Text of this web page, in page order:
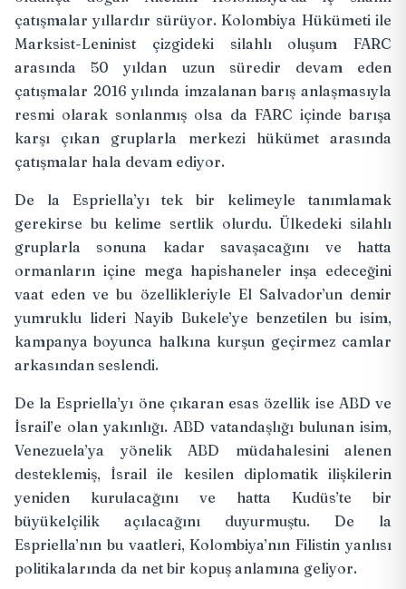
çatışmalar yıllardır sürüyor. Kolombiya Hükümeti ile
Marksist-Leninist çizgideki silahlı oluşum FARC
arasında 50 yıldan uzun süredir devam eden
çatışmalar 2016 yılında imzalanan barış anlaşmasıyla
resmi olarak sonlanmış olsa da FARC içinde barışa
karşı çıkan gruplarla merkezi hükümet arasında
çatışmalar hala devam ediyor.
De la Espriella’yı tek bir kelimeyle tanımlamak
gerekirse bu kelime sertlik olurdu. Ülkedeki silahlı
gruplarla sonuna kadar savaşacağını ve hatta
ormanların içine mega hapishaneler inşa edeceğini
vaat eden ve bu özellikleriyle El Salvador’un demir
yumruklu lideri Nayib Bukele’ye benzetilen bu isim,
kampanya boyunca halkına kurşun geçirmez camlar
arkasından seslendi.
De la Espriella’yı öne çıkaran esas özellik ise ABD ve
İsrail’e olan yakınlığı. ABD vatandaşlığı bulunan isim,
Venezuela’ya yönelik ABD müdahalesini alenen
desteklemiş, İsrail ile kesilen diplomatik ilişkilerin
yeniden kurulacağını ve hatta Kudüs’te bir
büyükelçilik açılacağını duyurmuştu. De la
Espriella’nın bu vaatleri, Kolombiya’nın Filistin yanlısı
politikalarında da net bir kopuş anlamına geliyor.